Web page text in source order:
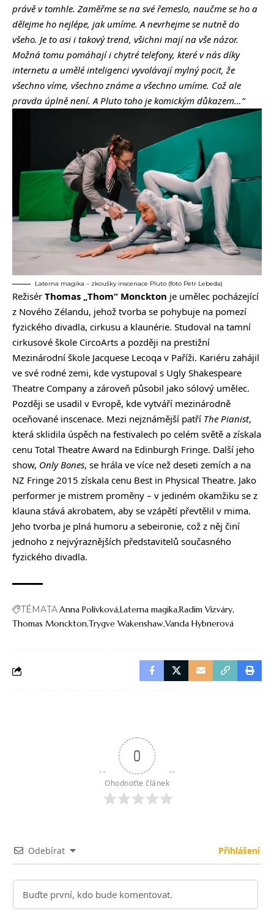
právě v tomhle. Zaměřme se na své řemeslo, naučme se ho a
dělejme ho nejlépe, jak umíme. A nevrhejme se nutně do
všeho. Je to asi i takový trend, všichni mají na vše názor.
Možná tomu pomáhají i chytré telefony, které v nás díky
internetu a umělé inteligenci vyvolávají mylný pocit, že
všechno víme, všechno známe a všechno umíme. Což ale
pravda úplně není. A Pluto toho je komickým důkazem…“
Laterna magika – zkoušky inscenace Pluto (foto Petr Lebeda)
Režisér Thomas „Thom“ Monckton je umělec pocházející
z Nového Zélandu, jehož tvorba se pohybuje na pomezí
fyzického divadla, cirkusu a klaunérie. Studoval na tamní
cirkusové škole CircoArts a později na prestižní
Mezinárodní škole Jacquese Lecoqa v Paříži. Kariéru zahájil
ve své rodné zemi, kde vystupoval s Ugly Shakespeare
Theatre Company a zároveň působil jako sólový umělec.
Později se usadil v Evropě, kde vytváří mezinárodně
oceňované inscenace. Mezi nejznámější patří The Pianist,
která sklidila úspěch na festivalech po celém světě a získala
cenu Total Theatre Award na Edinburgh Fringe. Další jeho
show, Only Bones, se hrála ve více než deseti zemích a na
NZ Fringe 2015 získala cenu Best in Physical Theatre. Jako
performer je mistrem proměny – v jediném okamžiku se z
klauna stává akrobatem, aby se vzápětí převtělil v mima.
Jeho tvorba je plná humoru a sebeironie, což z něj činí
jednoho z nejvýraznějších představitelů současného
fyzického divadla.
TÉMATAAnna PolívkováLaterna magikaRadim Vizváry
Thomas MoncktonTrygve WakenshawVanda Hybnerová
0
Ohodnoťte článek
Odebírat Přihlášení